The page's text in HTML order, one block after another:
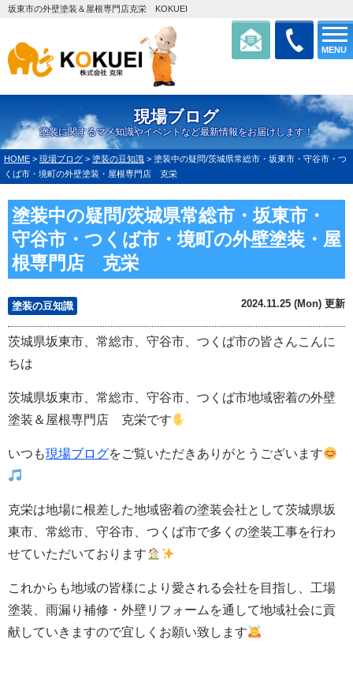
MENU
坂東市の外壁塗装＆屋根専門店克栄 KOKUEI
現場ブログ
塗装に関するマメ知識やイベントなど最新情報をお届けします！
HOME > 現場ブログ > 塗装の豆知識 > 塗装中の疑問/茨城県常総市・坂東市・守谷市・つ
くば市・境町の外壁塗装・屋根専門店 克栄
塗装中の疑問/茨城県常総市・坂東市・
守谷市・つくば市・境町の外壁塗装・屋
根専門店 克栄
塗装の豆知識 2024.11.25 (Mon) 更新
茨城県坂東市、常総市、守谷市、つくば市の皆さんこんに
ちは
茨城県坂東市、常総市、守谷市、つくば市地域密着の外壁
塗装＆屋根専門店 克栄です
いつも現場ブログをご覧いただきありがとうございます
克栄は地場に根差した地域密着の塗装会社として茨城県坂
東市、常総市、守谷市、つくば市で多くの塗装工事を行わ
せていただいております
これからも地域の皆様により愛される会社を目指し、工場
塗装、雨漏り補修・ 外壁リフォームを通して地域社会に貢
献していきますので宜しくお願い致します